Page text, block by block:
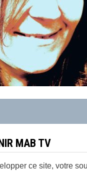
MAB TV
ce site, votre